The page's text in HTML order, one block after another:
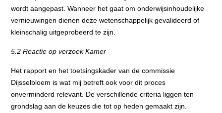
wordt aangepast. Wanneer het gaat om onderwijsinhoudelijke
vernieuwingen dienen deze wetenschappelijk gevalideerd of
kleinschalig uitgeprobeerd te zijn.
5.2 Reactie op verzoek Kamer
Het rapport en het toetsingskader van de commissie
Dijsselbloem is wat mij betreft ook voor dit proces
onverminderd relevant. De verschillende criteria liggen ten
grondslag aan de keuzes die tot op heden gemaakt zijn.